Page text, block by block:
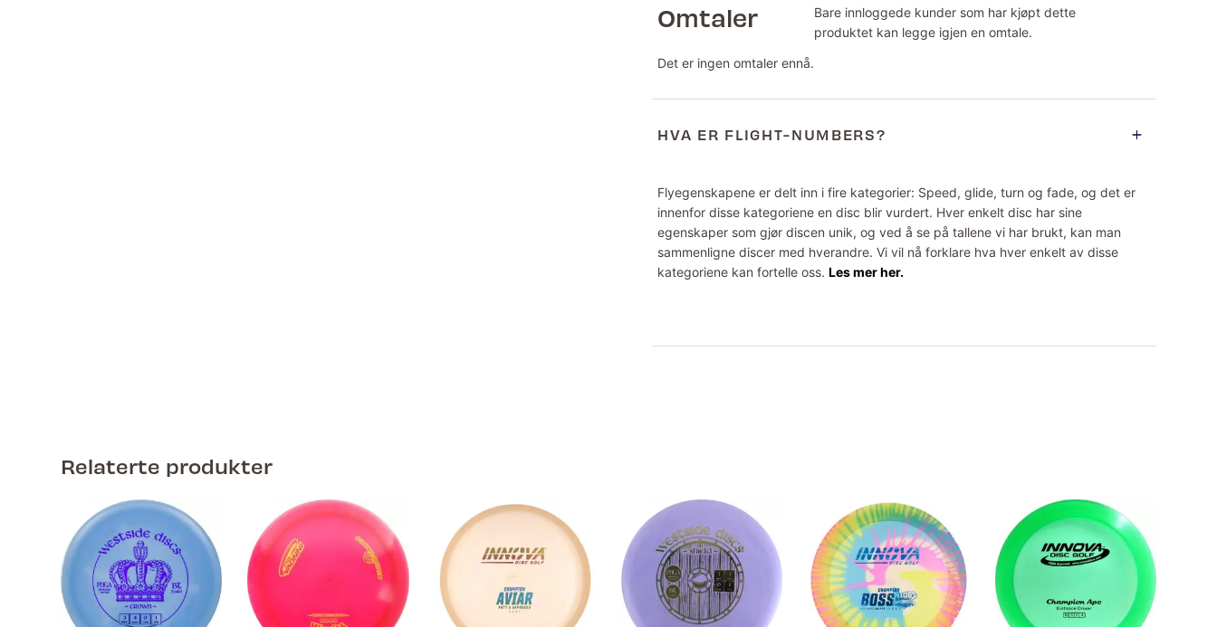
Omtaler
Det er ingen omtaler ennå.
Bare innloggede kunder som har kjøpt dette
produktet kan legge igjen en omtale.
HVA ER FLIGHT-NUMBERS?
Flyegenskapene er delt inn i fire kategorier: Speed, glide, turn og fade, og det er
innenfor disse kategoriene en disc blir vurdert. Hver enkelt disc har sine
egenskaper som gjør discen unik, og ved å se på tallene vi har brukt, kan man
sammenligne discer med hverandre. Vi vil nå forklare hva hver enkelt av disse
kategoriene kan fortelle oss.Les mer her.
Relaterte produkter